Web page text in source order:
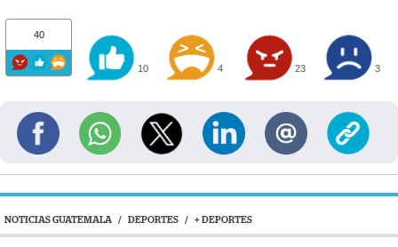
40
10 4 23 3
NOTICIAS GUATEMALA / DEPORTES / + DEPORTES